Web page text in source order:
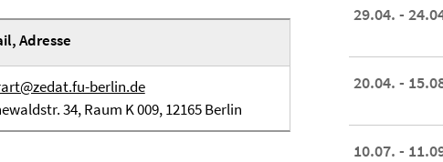
Adresse
berlin.de
34, Raum K 009, 12165 Berlin
29.04. -
20.04. -
10.07. -